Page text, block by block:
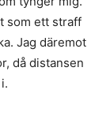
som ett straff
Jag däremot
då distansen